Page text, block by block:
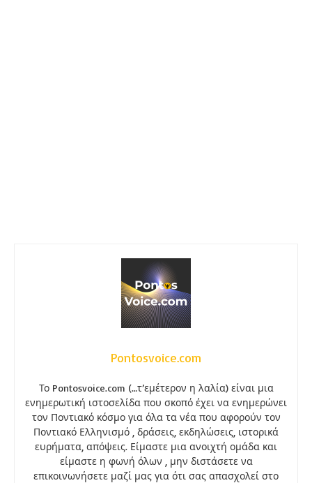
Pontosvoice.com
Το Pontosvoice.com (…τ’εμέτερον η λαλία) είναι μια
ενημερωτική ιστοσελίδα που σκοπό έχει να ενημερώνει
τον Ποντιακό κόσμο για όλα τα νέα που αφορούν τον
Ποντιακό Ελληνισμό , δράσεις, εκδηλώσεις, ιστορικά
ευρήματα, απόψεις. Είμαστε μια ανοιχτή ομάδα και
είμαστε η φωνή όλων , μην διστάσετε να
επικοινωνήσετε μαζί μας για ότι σας απασχολεί στο